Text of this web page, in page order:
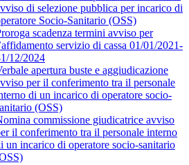
di selezione pubblica per incarico di
Socio-Sanitario (OSS)
scadenza termini avviso per
servizio di cassa 01/01/2021-
12/2024
apertura buste e aggiudicazione
per il conferimento tra il personale
di un incarico di operatore socio-
(OSS)
commissione giudicatrice avviso
il conferimento tra il personale interno
un incarico di operatore socio-sanitario